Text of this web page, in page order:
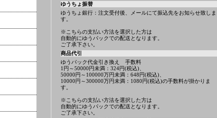
ゆうちょ振替
ゆうちょ銀行：注文受付後、メールにて振込先をお知らせ致しま
す。
※こちらの支払い方法を選択した方は
自動的にゆうパックでの配送となります。
ご了承下さい。
商品代引
ゆうパック代金引き換え 手数料
1円～50000円未満：324円(税込)、
50000円～100000万円未満：648円(税込)、
10000円～300000万円未満：1080円(税込)の手数料が掛かりま
す。
※こちらの支払い方法を選択した方は
自動的にゆうパックでの配送となります。
ご了承下さい。